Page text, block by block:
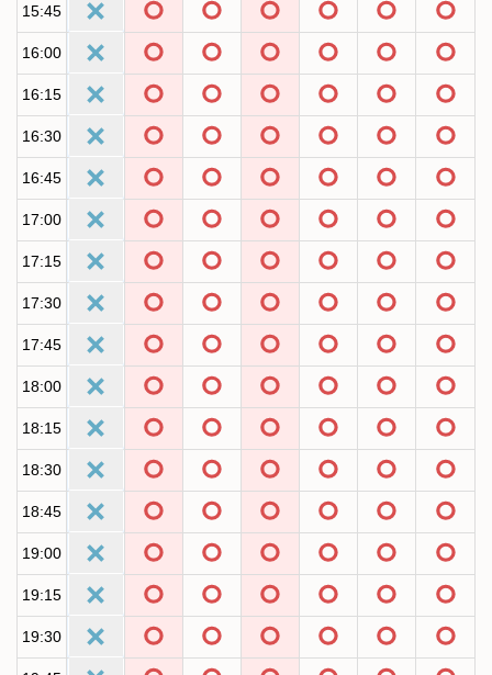
15:45
16:00
16:15
16:30
16:45
17:00
17:15
17:30
17:45
18:00
18:15
18:30
18:45
19:00
19:15
19:30